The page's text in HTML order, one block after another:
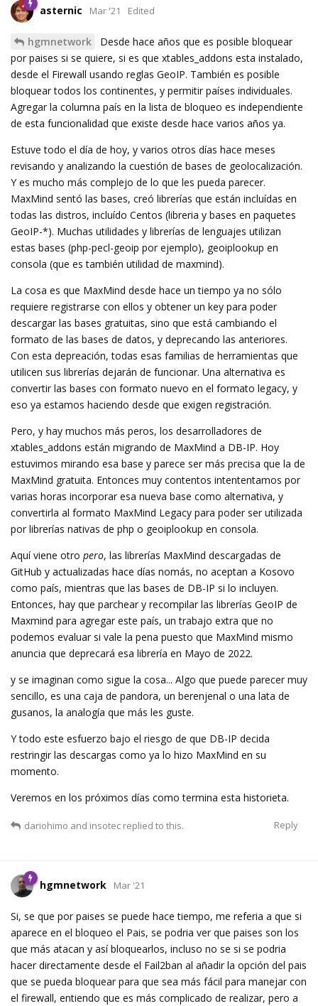
asternic Mar '21 Edited
hgmnetwork
Desde hace años que es posible bloquear
por paises si se quiere, si es que xtables_addons esta instalado,
desde el Firewall usando reglas GeoIP. También es posible
bloquear todos los continentes, y permitir países individuales.
Agregar la columna país en la lista de bloqueo es independiente
de esta funcionalidad que existe desde hace varios años ya.
Estuve todo el día de hoy, y varios otros días hace meses
revisando y analizando la cuestión de bases de geolocalización.
Y es mucho más complejo de lo que les pueda parecer.
MaxMind sentó las bases, creó librerías que están incluídas en
todas las distros, incluído Centos (libreria y bases en paquetes
GeoIP-*). Muchas utilidades y librerías de lenguajes utilizan
estas bases (php-pecl-geoip por ejemplo), geoiplookup en
consola (que es también utilidad de maxmind).
La cosa es que MaxMind desde hace un tiempo ya no sólo
requiere registrarse con ellos y obtener un key para poder
descargar las bases gratuitas, sino que está cambiando el
formato de las bases de datos, y deprecando las anteriores.
Con esta depreación, todas esas familias de herramientas que
utilicen sus librerías dejarán de funcionar. Una alternativa es
convertir las bases con formato nuevo en el formato legacy, y
eso ya estamos haciendo desde que exigen registración.
Pero, y hay muchos más peros, los desarrolladores de
xtables_addons están migrando de MaxMind a DB-IP. Hoy
estuvimos mirando esa base y parece ser más precisa que la de
MaxMind gratuita. Entonces muy contentos intententamos por
varias horas incorporar esa nueva base como alternativa, y
convertirla al formato MaxMind Legacy para poder ser utilizada
por librerías nativas de php o geoiplookup en consola.
Aquí viene otro pero, las librerías MaxMind descargadas de
GitHub y actualizadas hace días nomás, no aceptan a Kosovo
como país, mientras que las bases de DB-IP si lo incluyen.
Entonces, hay que parchear y recompilar las librerías GeoIP de
Maxmind para agregar este país, un trabajo extra que no
podemos evaluar si vale la pena puesto que MaxMind mismo
anuncia que deprecará esa librería en Mayo de 2022.
y se imaginan como sigue la cosa... Algo que puede parecer muy
sencillo, es una caja de pandora, un berenjenal o una lata de
gusanos, la analogía que más les guste.
Y todo este esfuerzo bajo el riesgo de que DB-IP decida
restringir las descargas como ya lo hizo MaxMind en su
momento.
Veremos en los próximos días como termina esta historieta.
Reply
dariohimo and insotec replied to this.
hgmnetwork Mar '21
Si, se que por paises se puede hace tiempo, me referia a que si
aparece en el bloqueo el Pais, se podria ver que paises son los
que más atacan y así bloquearlos, incluso no se si se podria
hacer directamente desde el Fail2ban al añadir la opción del pais
que se pueda bloquear para que sea más fácil para manejar con
el firewall, entiendo que es más complicado de realizar, pero a